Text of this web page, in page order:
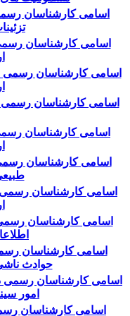
اسامی کارشناسان
اسامی کارشناسان
اسامی کارشناسان رسمی
اسامی کارشناسان رسمی
اسامی کارشناسان
اسامی کارشناسان
اسامی کارشناسان
اسامی کارشناسان
اسامی کارشناسان
حوادث
اسامی کارشناسان رسمی
امور
اسامی کارشناسان